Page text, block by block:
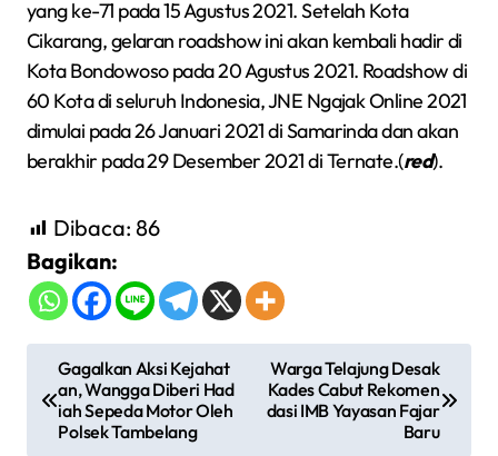
yang ke-71 pada 15 Agustus 2021. Setelah Kota
Cikarang, gelaran roadshow ini akan kembali hadir di
Kota Bondowoso pada 20 Agustus 2021. Roadshow di
60 Kota di seluruh Indonesia, JNE Ngajak Online 2021
dimulai pada 26 Januari 2021 di Samarinda dan akan
berakhir pada 29 Desember 2021 di Ternate.(red).
Dibaca: 86
Bagikan:
a
Gagalkan Aksi Kejahat
an, Wangga Diberi Had
iah Sepeda Motor Oleh
Polsek Tambelang
Warga Telajung Desak
Kades Cabut Rekomen
dasi IMB Yayasan Fajar
Baru